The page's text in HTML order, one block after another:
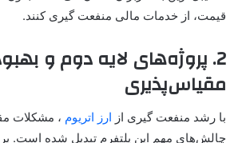
قیمت، از خدمات مالی منفعت گیری کنند.
2. پروژه‌های لایه دوم و
مقیاس‌پذیری
با رشد منفعت گیری از ارز اتریوم ، مشکلات
چالش‌های مهم این پلتفرم تبدیل شده است.